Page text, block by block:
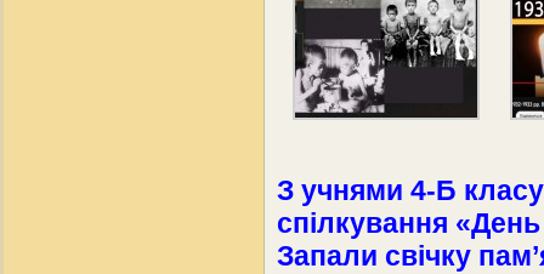
З учнями 4-Б
спілкування
Запали свічку